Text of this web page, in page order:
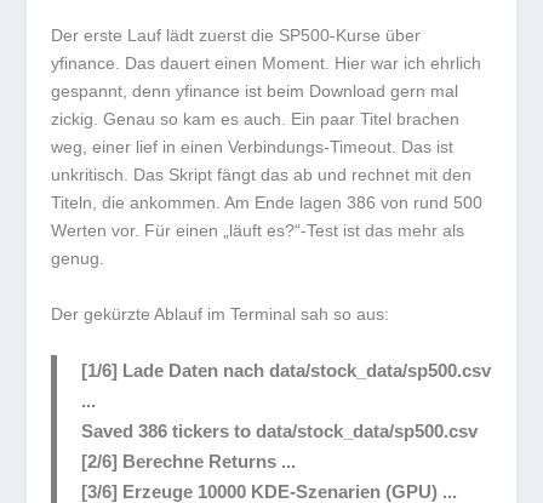
Der erste Lauf lädt zuerst die SP500-Kurse über
yfinance. Das dauert einen Moment. Hier war ich ehrlich
gespannt, denn yfinance ist beim Download gern mal
zickig. Genau so kam es auch. Ein paar Titel brachen
weg, einer lief in einen Verbindungs-Timeout. Das ist
unkritisch. Das Skript fängt das ab und rechnet mit den
Titeln, die ankommen. Am Ende lagen 386 von rund 500
Werten vor. Für einen „läuft es?“-Test ist das mehr als
genug.
Der gekürzte Ablauf im Terminal sah so aus:
[1/6] Lade Daten nach data/stock_data/sp500.csv
...
Saved 386 tickers to data/stock_data/sp500.csv
[2/6] Berechne Returns ...
[3/6] Erzeuge 10000 KDE-Szenarien (GPU) ...